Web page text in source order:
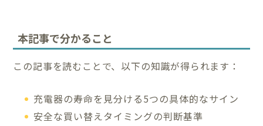
本記事で分かること
この記事を読むことで、以下の知識が得られます：
充電器の寿命を見分ける5つの具体的なサイン
安全な買い替えタイミングの判断基準